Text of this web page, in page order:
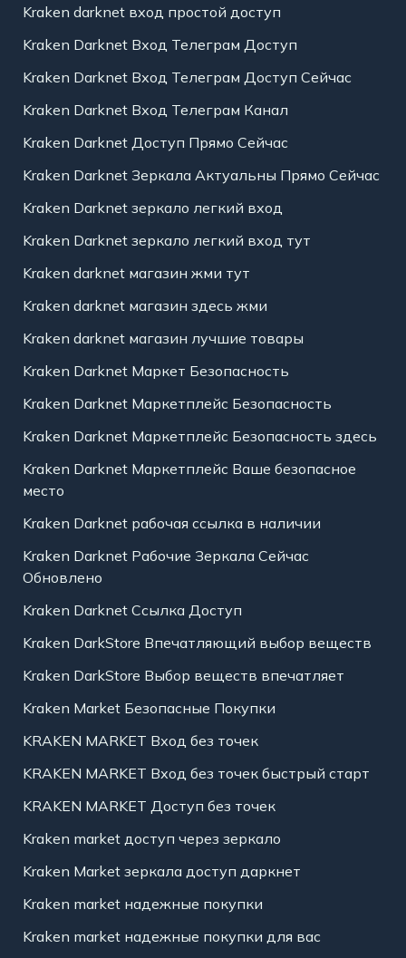
Kraken darknet вход простой доступ
Kraken Darknet Вход Телеграм Доступ
Kraken Darknet Вход Телеграм Доступ Сейчас
Kraken Darknet Вход Телеграм Канал
Kraken Darknet Доступ Прямо Сейчас
Kraken Darknet Зеркала Актуальны Прямо Сейчас
Kraken Darknet зеркало легкий вход
Kraken Darknet зеркало легкий вход тут
Kraken darknet магазин жми тут
Kraken darknet магазин здесь жми
Kraken darknet магазин лучшие товары
Kraken Darknet Маркет Безопасность
Kraken Darknet Маркетплейс Безопасность
Kraken Darknet Маркетплейс Безопасность здесь
Kraken Darknet Маркетплейс Ваше безопасное
место
Kraken Darknet рабочая ссылка в наличии
Kraken Darknet Рабочие Зеркала Сейчас
Обновлено
Kraken Darknet Ссылка Доступ
Kraken DarkStore Впечатляющий выбор веществ
Kraken DarkStore Выбор веществ впечатляет
Kraken Market Безопасные Покупки
KRAKEN MARKET Вход без точек
KRAKEN MARKET Вход без точек быстрый старт
KRAKEN MARKET Доступ без точек
Kraken market доступ через зеркало
Kraken Market зеркала доступ даркнет
Kraken market надежные покупки
Kraken market надежные покупки для вас